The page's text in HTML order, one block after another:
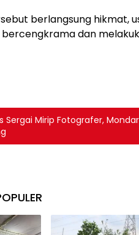
berlangsung hikmat,
dan
Sergai Mirip Fotografer,